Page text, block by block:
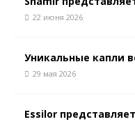
22 июня 2026
Уникальные капли
29 мая 2026
Essilor